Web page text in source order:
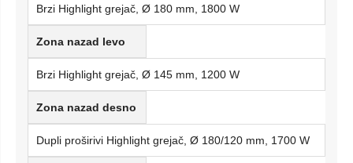
Brzi Highlight grejač, Ø 180 mm, 1800 W
Zona nazad levo
Brzi Highlight grejač, Ø 145 mm, 1200 W
Zona nazad desno
Dupli proširivi Highlight grejač, Ø 180/120 mm, 1700 W